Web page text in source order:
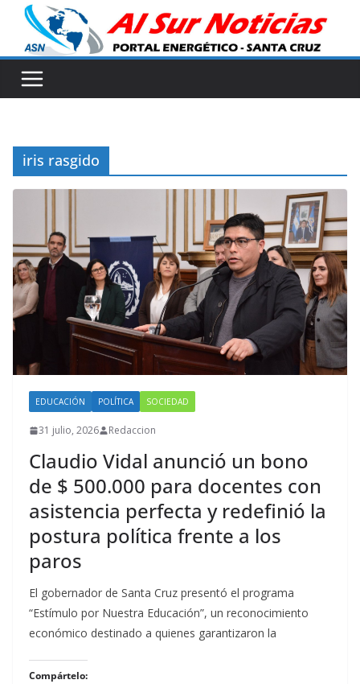
Skip
content
iris rasgido
EDUCACIÓN POLÍTICA SOCIEDAD
31 julio, 2026 Redaccion
Claudio Vidal anunció un bono
de $ 500.000 para docentes con
asistencia perfecta y redefinió la
postura política frente a los
paros
El gobernador de Santa Cruz presentó el programa
“Estímulo por Nuestra Educación”, un reconocimiento
económico destinado a quienes garantizaron la
Compártelo: